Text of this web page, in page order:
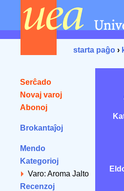
starta paĝo ›
Serĉado
Novaj varoj
Abonoj
Brokantaĵoj
Mendo
Kategorioj
Varo: Aroma Jalto
Recenzoj